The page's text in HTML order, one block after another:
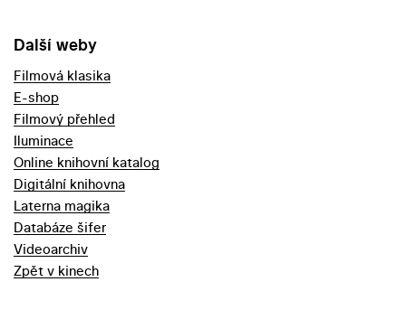
Další weby
Filmová klasika
E-shop
Filmový přehled
Iluminace
Online knihovní katalog
Digitální knihovna
Laterna magika
Databáze šifer
Videoarchiv
Zpět v kinech